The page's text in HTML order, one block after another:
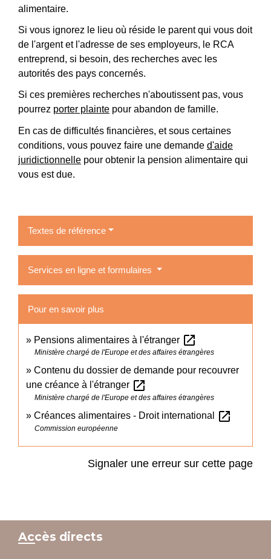
alimentaire.
Si vous ignorez le lieu où réside le parent qui vous doit
de l'argent et l'adresse de ses employeurs, le RCA
entreprend, si besoin, des recherches avec les
autorités des pays concernés.
Si ces premières recherches n'aboutissent pas, vous
pourrez porter plainte pour abandon de famille.
En cas de difficultés financières, et sous certaines
conditions, vous pouvez faire une demande d'aide
juridictionnelle pour obtenir la pension alimentaire qui
vous est due.
Textes de référence
Services en ligne et formulaires
Pour en savoir plus
Pensions alimentaires à l'étranger open_in_new
Ministère chargé de l'Europe et des affaires étrangères
Contenu du dossier de demande pour recouvrer
une créance à l'étranger open_in_new
Ministère chargé de l'Europe et des affaires étrangères
Créances alimentaires - Droit international open_in_new
Commission européenne
Signaler une erreur sur cette page
Accès directs